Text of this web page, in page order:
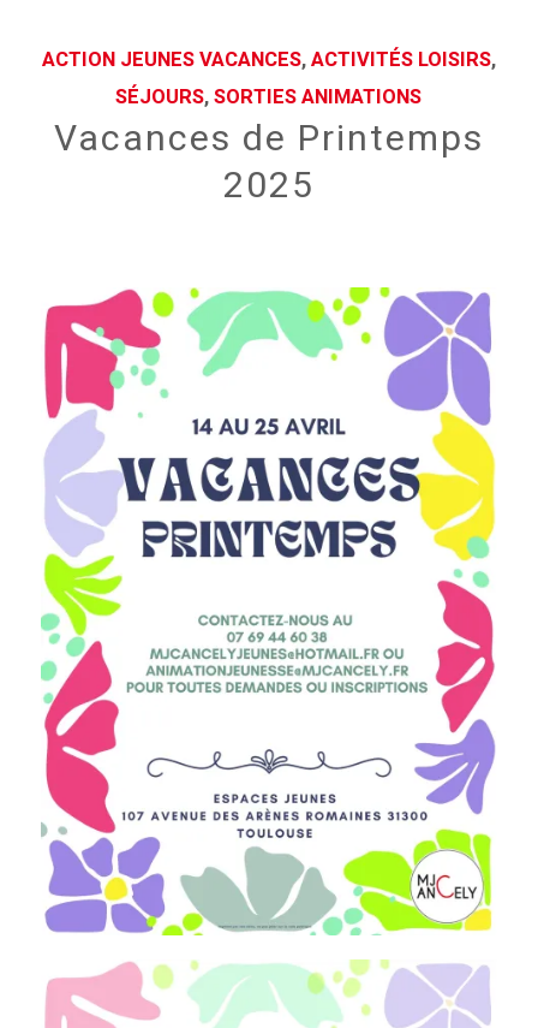
ACTION JEUNES VACANCES,ACTIVITÉS LOISIRS,
SÉJOURS,SORTIES ANIMATIONS
Vacances de Printemps
2025